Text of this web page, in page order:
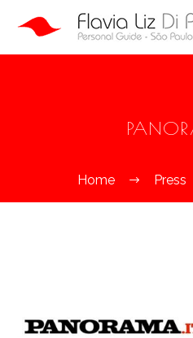
Home Press